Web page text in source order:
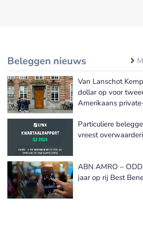
Beleggen nieuws
Van Lanschot
dollar op voor
Amerikaans
Particuliere
vreest
ABN AMRO –
jaar op rij Best